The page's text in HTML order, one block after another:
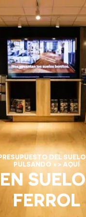
DEL
PULSANDO => AQUÍ
FERROL